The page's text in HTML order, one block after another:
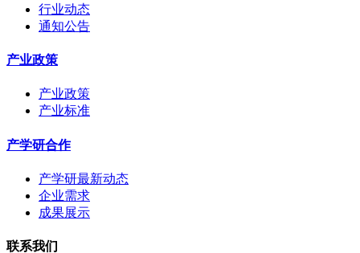
行业动态
通知公告
产业政策
产业政策
产业标准
产学研合作
产学研最新动态
企业需求
成果展示
联系我们